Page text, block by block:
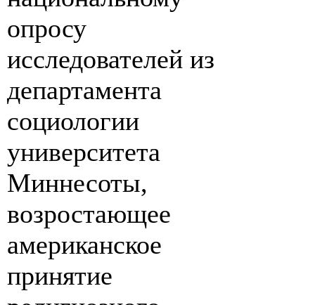
опросу
исследователей из
департамента
социологии
университета
Миннесоты,
возростающее
американское
принятие